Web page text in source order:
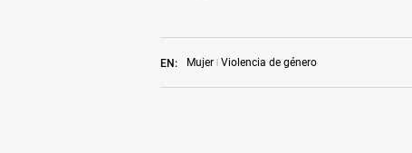
EN: Mujer Violencia de género